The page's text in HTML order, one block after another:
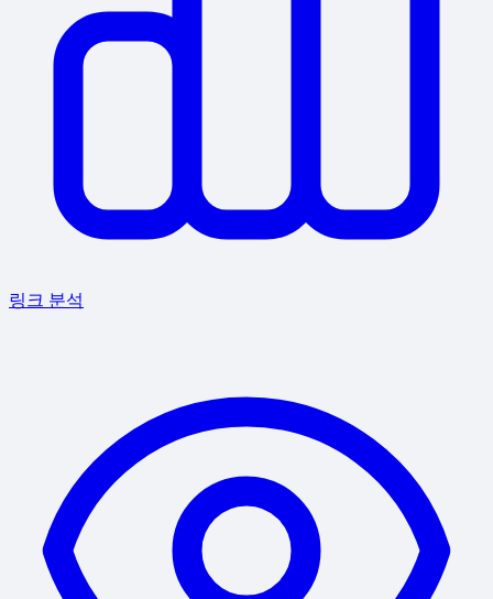
링크 분석